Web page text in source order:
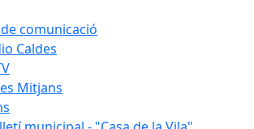
comunicació
Caldes
Mitjans